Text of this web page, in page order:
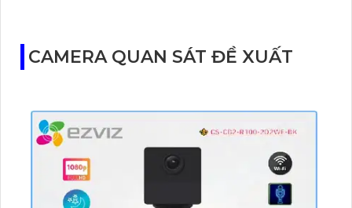
CAMERA QUAN SÁT ĐỀ XUẤT